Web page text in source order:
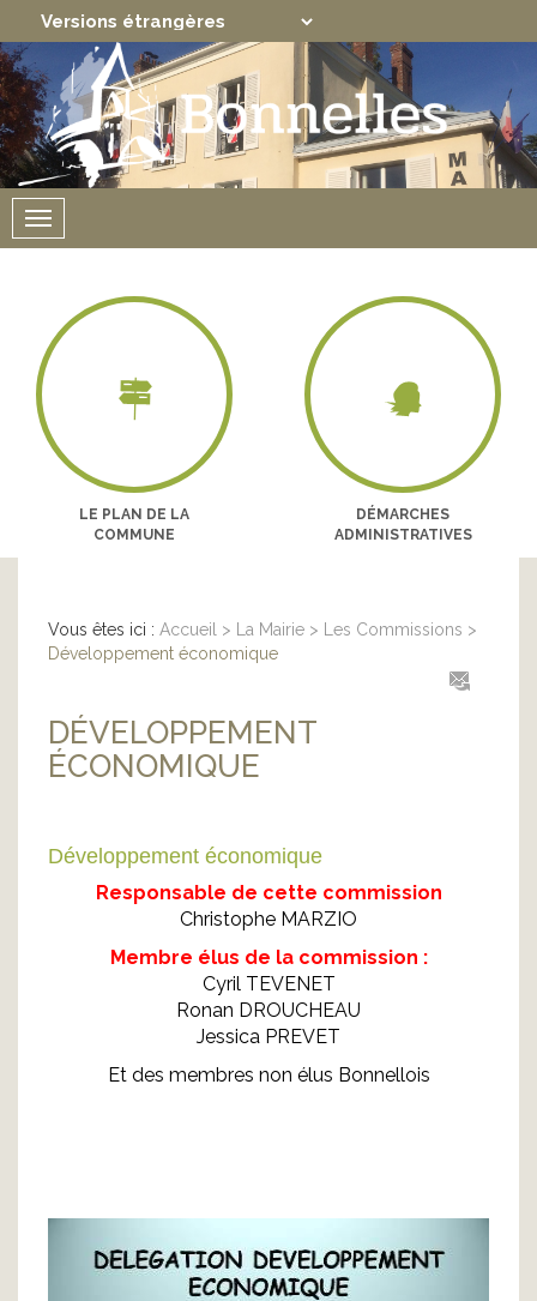
Powered by Translate
Menu
LE PLAN DE LA
COMMUNE
DÉMARCHES
ADMINISTRATIVES
Vous êtes ici : Accueil > La Mairie > Les Commissions >
Développement économique
DÉVELOPPEMENT
ÉCONOMIQUE
Développement économique
Responsable de cette commission
Christophe MARZIO
Membre élus de la commission :
Cyril TEVENET
Ronan DROUCHEAU
Jessica PREVET
Et des membres non élus Bonnellois